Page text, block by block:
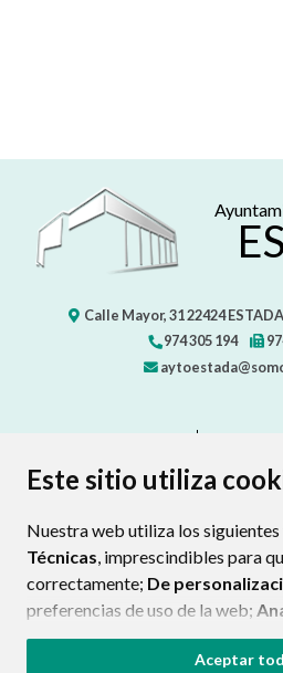
Este sitio utiliza
Nuestra web utiliza los
Técnicas, imprescindibles para
correctamente; De
preferencias de uso de la web;
funcionamiento de la web y sus
Aceptar
Calle Mayor, 3122424ESTADA
974 305 194
PROTECCIÓN DE DATOS
POLÍTICA DE